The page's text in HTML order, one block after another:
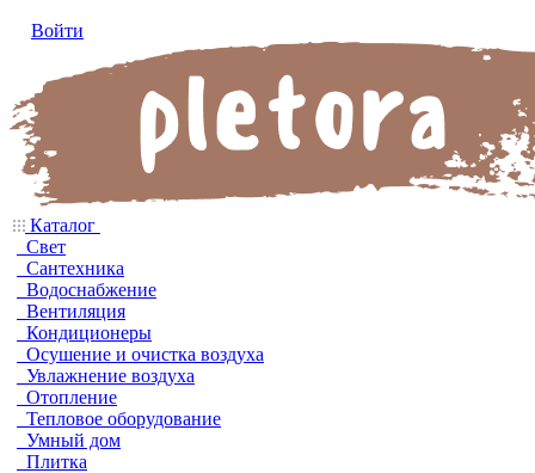
Войти
Каталог
Свет
Сантехника
Водоснабжение
Вентиляция
Кондиционеры
Осушение и очистка воздуха
Увлажнение воздуха
Отопление
Тепловое оборудование
Умный дом
Плитка